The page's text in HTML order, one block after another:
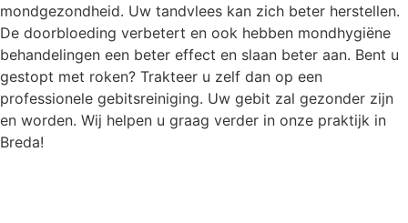
mondgezondheid. Uw tandvlees kan zich beter herstellen.
De doorbloeding verbetert en ook hebben mondhygiëne
behandelingen een beter effect en slaan beter aan. Bent u
gestopt met roken? Trakteer u zelf dan op een
professionele gebitsreiniging. Uw gebit zal gezonder zijn
en worden. Wij helpen u graag verder in onze praktijk in
Breda!